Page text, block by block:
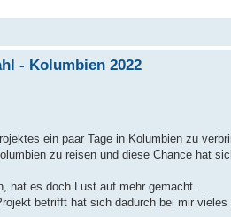
- Kolumbien 2022
ein paar Tage in Kolumbien zu
zu reisen und diese Chance hat
hat es doch Lust auf mehr gemacht.
betrifft hat sich dadurch bei mir vieles